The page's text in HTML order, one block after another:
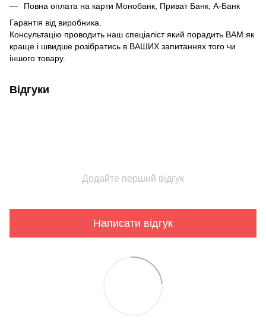
Повна оплата на карти Монобанк, Приват Банк, А-Банк
Гарантія від виробника.
Консультацію проводить наш спеціаліст який порадить ВАМ як
краще і швидше розібратись в ВАШИХ запитаннях того чи
іншого товару.
Відгуки
Додайте перший відгук
Написати відгук